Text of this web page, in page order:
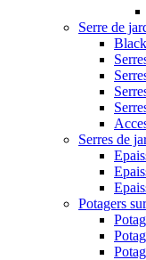
Serre de
Serres de
Potagers